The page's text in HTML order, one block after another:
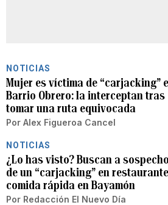
NOTICIAS
Mujer es víctima de “carjacking”
Barrio Obrero: la interceptan tras
tomar una ruta equivocada
Por Alex Figueroa Cancel
NOTICIAS
¿Lo has visto? Buscan a
de un “carjacking” en
comida rápida en Bayamón
Por Redacción El Nuevo Día